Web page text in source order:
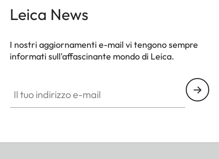
Leica News
I nostri aggiornamenti e-mail vi tengono sempre
informati sull'affascinante mondo di Leica.